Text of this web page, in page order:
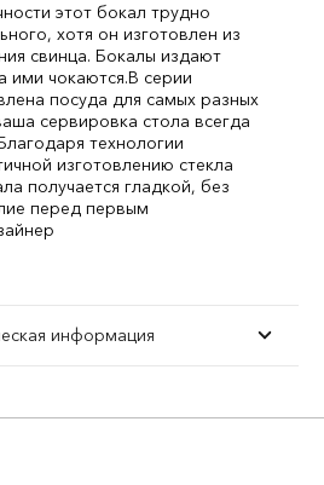
этот бокал трудно
хотя он изготовлен из
свинца. Бокалы издают
ими чокаются.В серии
посуда для самых разных
сервировка стола всегда
технологии
изготовлению стекла
получается гладкой, без
перед первым
информация